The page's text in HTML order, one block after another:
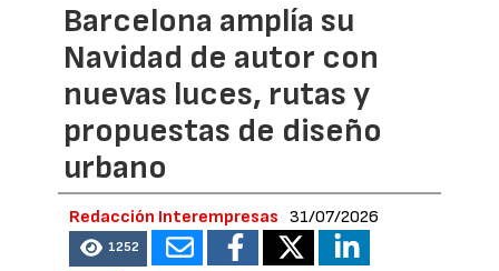
Barcelona amplía su
Navidad de autor con
nuevas luces, rutas y
propuestas de diseño
urbano
Redacción Interempresas 31/07/2026
1252